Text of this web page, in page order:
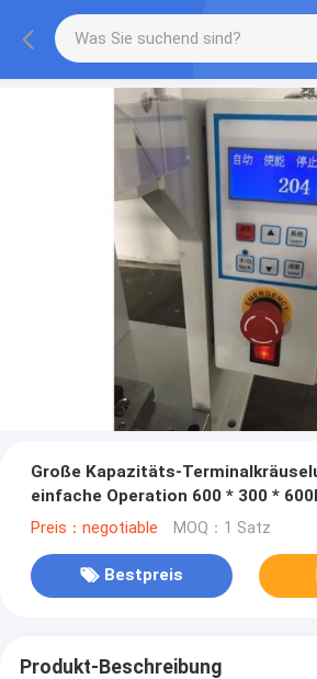
Große Kapazitäts-
einfache Operation 600 * 300 *
Preis：negotiable MOQ：1 Satz
Bestpreis
Produkt-Beschreibung